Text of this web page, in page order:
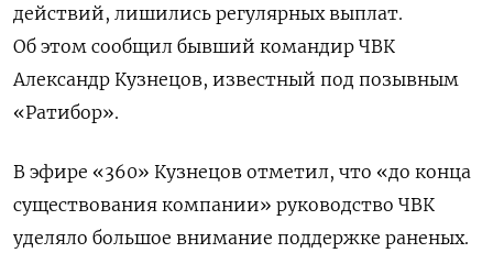
действий, лишились регулярных выплат.
Об этом сообщил бывший командир ЧВК
Александр Кузнецов, известный под позывным
«Ратибор».
В эфире «360» Кузнецов отметил, что «до конца
существования компании» руководство ЧВК
уделяло большое внимание поддержке раненых.